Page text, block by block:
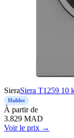
SieraSiera T1259 10
Hublot
À partir de
3.829 MAD
Voir le prix →